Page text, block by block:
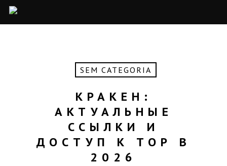
SEM CATEGORIA
КРАКЕН:
АКТУАЛЬНЫЕ
ССЫЛКИ И
ДОСТУП К ТОР В
2026